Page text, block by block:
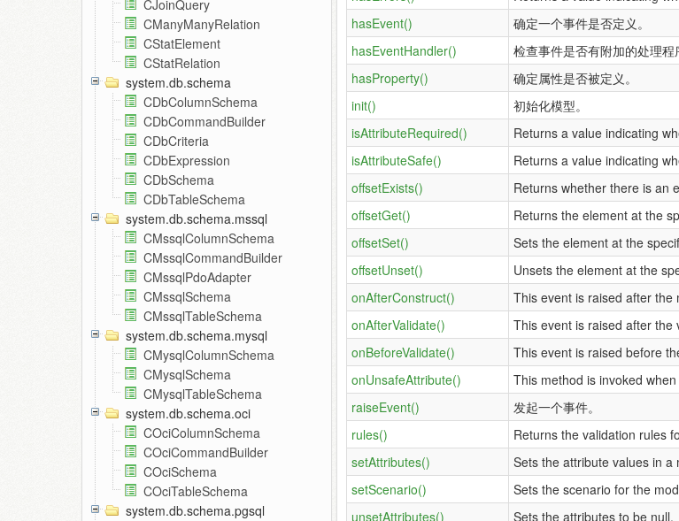
CJoinQuery
CManyManyRelation
CStatElement
CStatRelation
system.db.schema
CDbColumnSchema
CDbCommandBuilder
CDbCriteria
CDbExpression
CDbSchema
CDbTableSchema
system.db.schema.mssql
CMssqlColumnSchema
CMssqlCommandBuilder
CMssqlPdoAdapter
CMssqlSchema
CMssqlTableSchema
system.db.schema.mysql
CMysqlColumnSchema
CMysqlSchema
CMysqlTableSchema
system.db.schema.oci
COciColumnSchema
COciCommandBuilder
COciSchema
COciTableSchema
system.db.schema.pgsql
hasEvent()
确定一个事件是否定义。
hasEventHandler()
检查事件是否有附加的处理程
hasProperty()
确定属性是否被定义。
init()
初始化模型。
isAttributeRequired()
Returns a value indicating
isAttributeSafe()
Returns a value indicating
offsetExists()
Returns whether there is an
offsetGet()
Returns the element at the
offsetSet()
Sets the element at the
offsetUnset()
Unsets the element at the
onAfterConstruct()
This event is raised after the
onAfterValidate()
This event is raised after the
onBeforeValidate()
This event is raised before
onUnsafeAttribute()
This method is invoked
raiseEvent()
发起一个事件。
rules()
Returns the validation rules
setAttributes()
Sets the attribute values in a
setScenario()
Sets the scenario for the
unsetAttributes()
Sets the attributes to be null.